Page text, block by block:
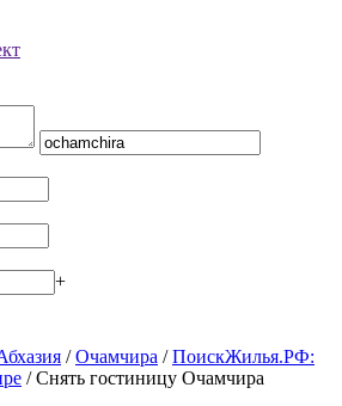
+
/Очамчира /ПоискЖилья.РФ:
/ Снять гостиницу Очамчира